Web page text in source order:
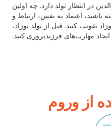
در انتظار تولد دارد. چه اولین
باشید، اعتماد به نفس، ارتباط و
تقویت کنید. قبل از تولد نوزاد،
مهارت‌های فرزندپروری کنید.
از وروم